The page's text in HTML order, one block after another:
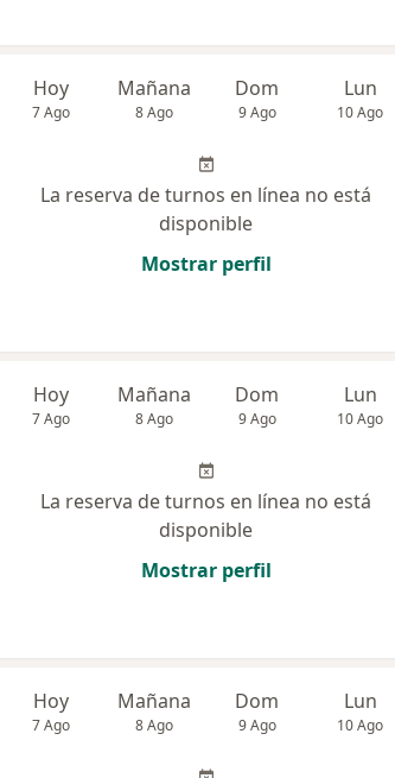
Hoy
7 Ago
Mañana
8 Ago
Dom
9 Ago
Lun
10 Ago
La reserva de turnos en línea no está
disponible
Mostrar perfil
Hoy
7 Ago
Mañana
8 Ago
Dom
9 Ago
Lun
10 Ago
La reserva de turnos en línea no está
disponible
Mostrar perfil
Hoy
7 Ago
Mañana
8 Ago
Dom
9 Ago
Lun
10 Ago